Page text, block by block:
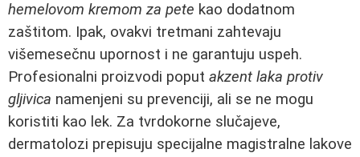
hemelovom kremom za pete kao dodatnom
zaštitom. Ipak, ovakvi tretmani zahtevaju
višemesečnu upornost i ne garantuju uspeh.
Profesionalni proizvodi poput akzent laka protiv
gljivica namenjeni su prevenciji, ali se ne mogu
koristiti kao lek. Za tvrdokorne slučajeve,
dermatolozi prepisuju specijalne magistralne lakove